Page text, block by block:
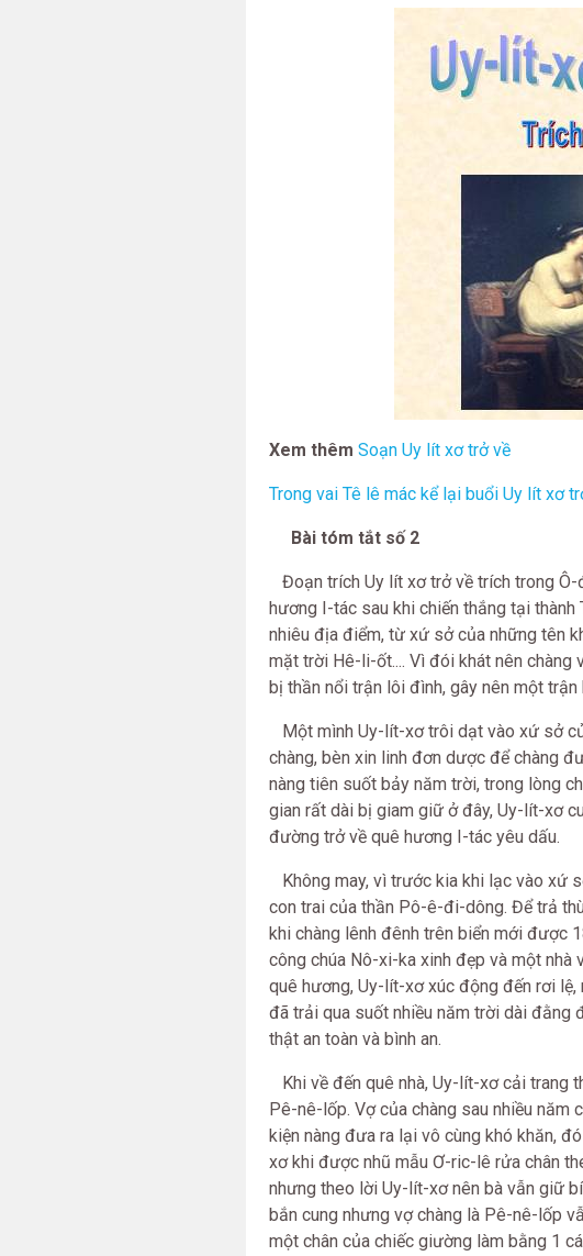
Xem thêm Soạn Uy lít xơ trở về
Trong vai Tê lê mác kể lại buổi Uy lít xơ
Bài tóm tắt số 2
Đoạn trích Uy lít xơ trở về trích trong Ô-
hương I-tác sau khi chiến thắng tại
nhiêu địa điểm, từ xứ sở của những tên
mặt trời Hê-li-ốt.... Vì đói khát nên chàng
bị thần nổi trận lôi đình, gây nên một
Một mình Uy-lít-xơ trôi dạt vào xứ sở
chàng, bèn xin linh đơn dược để chàng
nàng tiên suốt bảy năm trời, trong lòng
gian rất dài bị giam giữ ở đây, Uy-lít-xơ
đường trở về quê hương I-tác yêu dấu.
Không may, vì trước kia khi lạc vào xứ
con trai của thần Pô-ê-đi-dông. Để trả
khi chàng lênh đênh trên biển mới được
công chúa Nô-xi-ka xinh đẹp và một nhà
quê hương, Uy-lít-xơ xúc động đến rơi lệ,
đã trải qua suốt nhiều năm trời dài đằng
thật an toàn và bình an.
Khi về đến quê nhà, Uy-lít-xơ cải trang
Pê-nê-lốp. Vợ của chàng sau nhiều năm
kiện nàng đưa ra lại vô cùng khó khăn,
xơ khi được nhũ mẫu Ơ-ric-lê rửa chân
nhưng theo lời Uy-lít-xơ nên bà vẫn giữ
bắn cung nhưng vợ chàng là Pê-nê-lốp
một chân của chiếc giường làm bằng 1